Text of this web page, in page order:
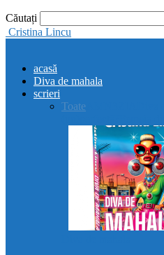
Căutați
Cristina Lincu
acasă
Diva de mahala
scrieri
Toate